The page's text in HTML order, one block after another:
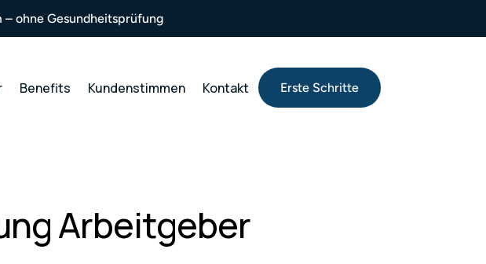
– ohne Gesundheitsprüfung
Benefits Kundenstimmen Kontakt Erste Schritte
Arbeitgeber